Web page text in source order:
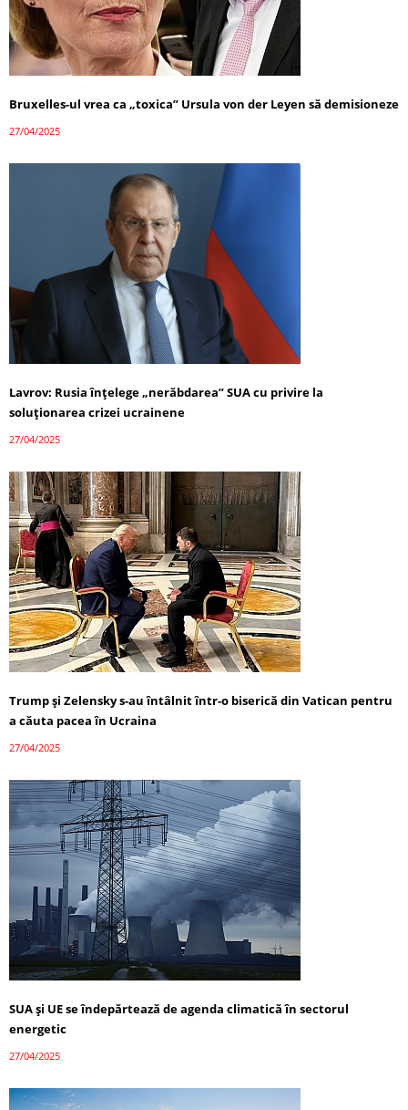
Bruxelles-ul vrea ca „toxica” Ursula von der Leyen să demisioneze
27/04/2025
Lavrov: Rusia înțelege „nerăbdarea” SUA cu privire la
soluționarea crizei ucrainene
27/04/2025
Trump și Zelensky s-au întâlnit într-o biserică din Vatican pentru
a căuta pacea în Ucraina
27/04/2025
SUA și UE se îndepărtează de agenda climatică în sectorul
energetic
27/04/2025